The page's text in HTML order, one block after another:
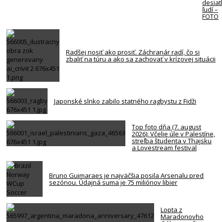
ľudí –
FOTO
Radšej nosiť ako prosiť. Záchranár radí, čo si
zbaliť na túru a ako sa zachovať v krízovej situácii
Japonské slnko zabilo statného ragbystu z Fidži
Top foto dňa (7. august
2026): Včelie úle v Palestíne,
streľba študenta v Thajsku
a Lovestream festival
Bruno Guimaraes je najväčšia posila Arsenalu pred
sezónou. Údajná suma je 75 miliónov libier
Lopta z
Maradonovho